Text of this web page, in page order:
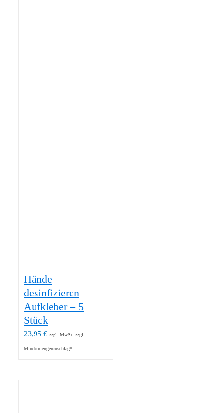
Hände
desinfizieren
Aufkleber – 5
Stück
23,95 € zzgl. MwSt. zzgl.
Mindermengenzuschlag*